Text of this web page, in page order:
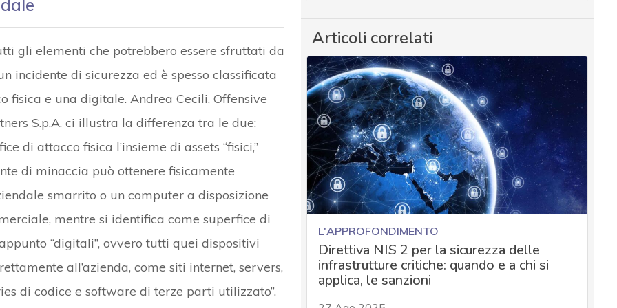
gli elementi che potrebbero essere sfruttati da
incidente di sicurezza ed è spesso classificata
fisica e una digitale. Andrea Cecili, Offensive
S.p.A. ci illustra la differenza tra le due:
di attacco fisica l’insieme di assets “fisici,”
di minaccia può ottenere fisicamente
smarrito o un computer a disposizione
mentre si identifica come superfice di
“digitali”, ovvero tutti quei dispositivi
all’azienda, come siti internet, servers,
di codice e software di terze parti utilizzato”.
Articoli correlati
L'APPROFONDIMENTO
Direttiva NIS 2 per la sicurezza delle
infrastrutture critiche: quando e a chi si
applica, le sanzioni